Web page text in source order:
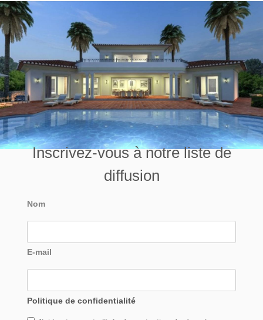
Inscrivez-vous à notre liste de
diffusion
Nom
E-mail
Politique de confidentialité